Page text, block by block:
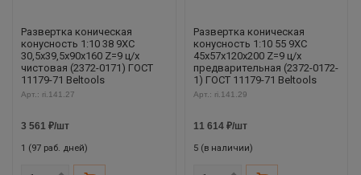
Развертка коническая
конусность 1:10 38 9ХС
30,5х39,5х90х160 Z=9 ц/х
чистовая (2372-0171) ГОСТ
11179-71 Beltools
Арт.: ri.141.27
3 561 ₽/шт
1 (97 раб. дней)
Развертка коническая
конусность 1:10 55 9ХС
45х57х120х200 Z=9 ц/х
предварительная (2372-0172-
1) ГОСТ 11179-71 Beltools
Арт.: ri.141.29
11 614₽/шт
5 (в наличии)